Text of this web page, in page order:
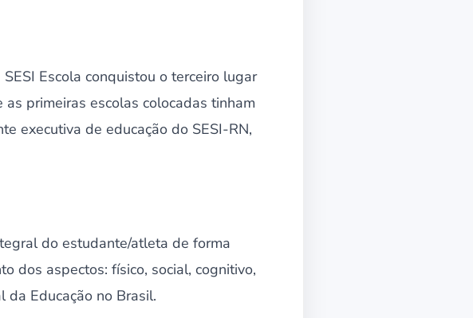
Escola conquistou o terceiro lugar
primeiras escolas colocadas tinham
executiva de educação do SESI-RN,
do estudante/atleta de forma
dos aspectos: físico, social, cognitivo,
Educação no Brasil.